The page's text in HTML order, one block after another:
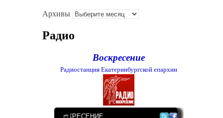
Архивы
Радио
Воскресение
Радиостанция Екатеринбургской епархии